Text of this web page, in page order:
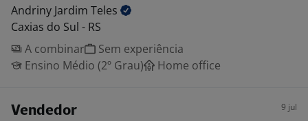
Andriny Jardim Teles
Caxias do Sul - RS
A combinar
Sem experiência
Ensino Médio (2º Grau)
Home office
Vendedor 9 jul